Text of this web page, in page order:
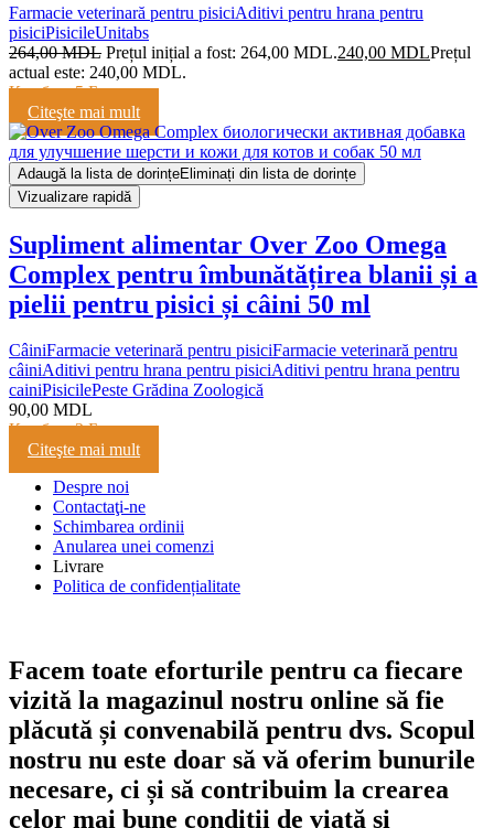
Farmacie veterinară pentru pisiciAditivi pentru hrana pentru
pisiciPisicileUnitabs
264,00MDL Prețul inițial a fost: 264,00 MDL.240,00 MDLPrețul
actual este: 240,00 MDL.
Кешбэк:5 Баллов
Citeşte mai mult
Adaugă la lista de dorințeEliminați din lista de dorințe
Vizualizare rapidă
Supliment alimentar Over Zoo Omega
Complex pentru îmbunătățirea blanii și a
pielii pentru pisici și câini 50 ml
CâiniFarmacie veterinară pentru pisiciFarmacie veterinară pentru
câiniAditivi pentru hrana pentru pisiciAditivi pentru hrana pentru
cainiPisicilePeste Grădina Zoologică
90,00 MDL
Кешбэк:2 Балла
Citeşte mai mult
Despre noi
Contactaţi-ne
Schimbarea ordinii
Anularea unei comenzi
Livrare
Politica de confidențialitate
Facem toate eforturile pentru ca fiecare
vizită la magazinul nostru online să fie
plăcută și convenabilă pentru dvs. Scopul
nostru nu este doar să vă oferim bunurile
necesare, ci și să contribuim la crearea
celor mai bune condiții de viață și